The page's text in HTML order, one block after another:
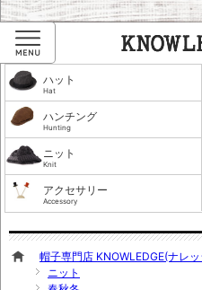
Menu
ハット
Hat
ハンチング
Hunting
ニット
Knit
アクセサリー
Accessory
帽子専門店 KNOWLEDGE(ナレ
ニット